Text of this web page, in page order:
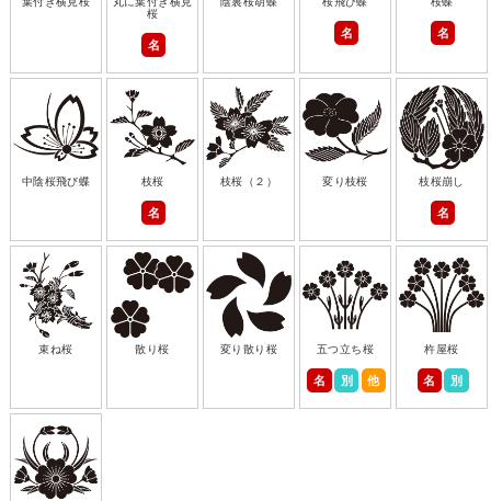
桜
名
名 名
中陰桜飛び蝶 枝桜
名
枝桜（２） 変り枝桜 枝桜崩し
名
束ね桜 散り桜 変り散り桜 五つ立ち桜
名 別 他
杵屋桜
名 別